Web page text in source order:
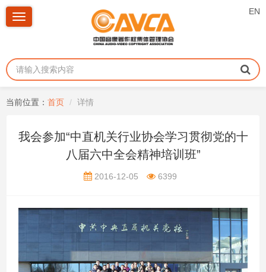
EN
Toggle
当前位置： 首页 详情
我会参加“中直机关行业协会学习贯彻党的十
八届六中全会精神培训班”
2016-12-05 6399